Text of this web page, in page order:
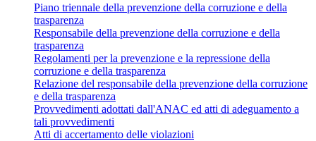
Piano triennale della prevenzione della corruzione e della
trasparenza
Responsabile della prevenzione della corruzione e della
trasparenza
Regolamenti per la prevenzione e la repressione della
corruzione e della trasparenza
Relazione del responsabile della prevenzione della corruzione
e della trasparenza
Provvedimenti adottati dall'ANAC ed atti di adeguamento a
tali provvedimenti
Atti di accertamento delle violazioni